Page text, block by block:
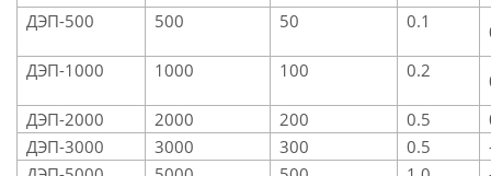
ДЭП-500
500 50 0.1
ДЭП-1000
1000 100 0.2
ДЭП-2000
2000 200 0.5
ДЭП-3000
3000 300 0.5